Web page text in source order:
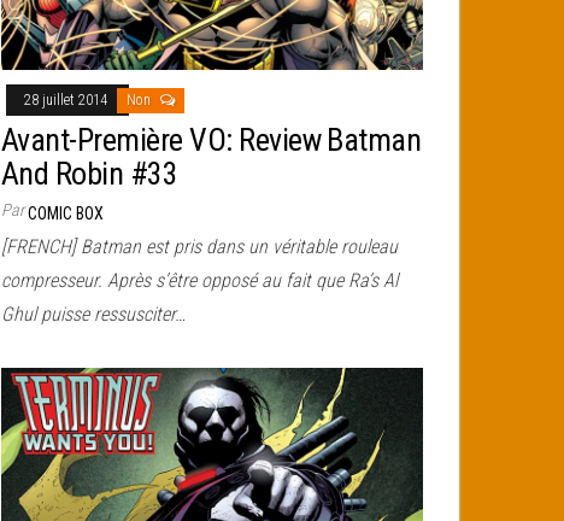
28 juillet 2014 Non
Avant-Première VO: Review Batman
And Robin #33
ParCOMIC BOX
[FRENCH] Batman est pris dans un véritable rouleau
compresseur. Après s’être opposé au fait que Ra’s Al
Ghul puisse ressusciter…